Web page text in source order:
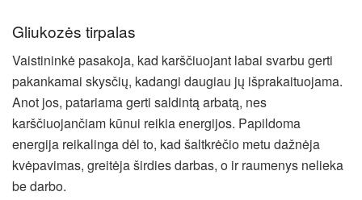
Gliukozės tirpalas
Vaistininkė pasakoja, kad karščiuojant labai svarbu gerti
pakankamai skysčių, kadangi daugiau jų išprakaituojama.
Anot jos, patariama gerti saldintą arbatą, nes
karščiuojančiam kūnui reikia energijos. Papildoma
energija reikalinga dėl to, kad šaltkrėčio metu dažnėja
kvėpavimas, greitėja širdies darbas, o ir raumenys nelieka
be darbo.